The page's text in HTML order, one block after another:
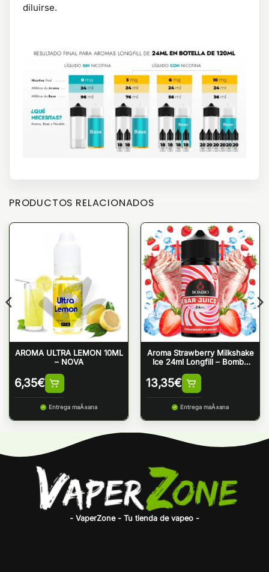
diluirse.
PRODUCTOS RELACIONADOS
AROMA ULTRA LEMON 10ML
– NOVA
6,35€
Entrega maÃ±ana
Aroma Strawberry Milkshake
Ice 24ml Longfill – Bombo
13,35€
Entrega maÃ±ana
- VaperZone - Tu tienda de vapeo -